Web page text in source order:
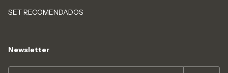
SET RECOMENDADOS
Newsletter